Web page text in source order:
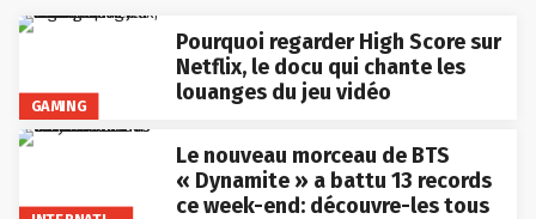
GAMING
Pourquoi regarder High Score sur
Netflix, le docu qui chante les
louanges du jeu vidéo
Le nouveau morceau de BTS
« Dynamite » a battu 13 records
ce week-end: découvre-les tous